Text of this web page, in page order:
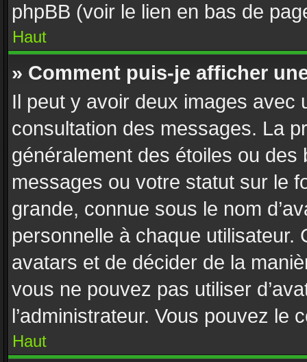
phpBB (voir le lien en bas de
Haut
» Comment puis-je afficher
Il peut y avoir deux images avec
consultation des messages. La
généralement des étoiles ou
messages ou votre statut sur le
grande, connue sous le nom
personnelle à chaque utilisateur.
avatars et de décider de la
vous ne pouvez pas utiliser
l’administrateur. Vous pouvez le
Haut